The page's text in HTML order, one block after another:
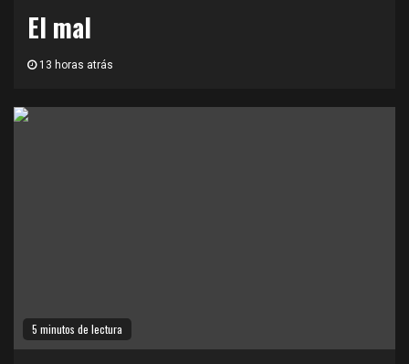
El mal
13 horas atrás
5 minutos de lectura